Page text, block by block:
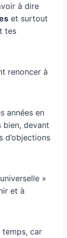
à dire
et surtout
tes
renoncer à
années en
bien, devant
d’objections
»
et à
temps, car